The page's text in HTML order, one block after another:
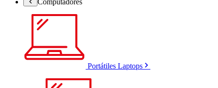
Portátiles Laptops